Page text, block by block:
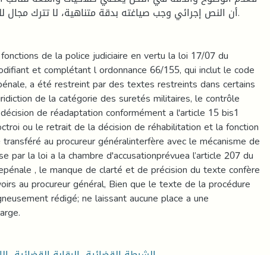
أن النص إجرائي وجب صياغته بدقة متناهية، لا تترك مجال
de la police judiciaire en vertu la loi 17/07 du
et complétant l ordonnance 66/155, qui inclut le code
a été restreint par des textes restreints dans certains
de la catégorie des suretés militaires, le contrôle
de réadaptation conformément a l'article 15 bis1
ou le retrait de la décision de réhabilitation et la fonction
au procureur généralinterfère avec le mécanisme de
par la loi a la chambre d'accusationprévuea l’article 207 du
, le manque de clarté et de précision du texte confère
au procureur général, Bien que le texte de la procédure
rédigé; ne laissant aucune place a une